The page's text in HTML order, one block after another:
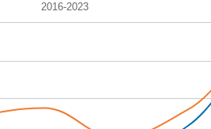
ranges from 1862628 to
2016-2023